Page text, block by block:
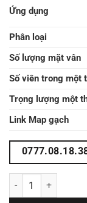
Ứng dụng
Phân loại
Số lượng mặt vân
Số viên trong một
Trọng lượng một
Link Map gạch
Gạch lát nền 80x80